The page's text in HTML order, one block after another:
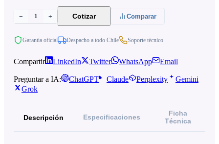
− 1 + Cotizar Comparar
Garantía oficial Despacho a todo Chile Soporte técnico
Compartir LinkedIn Twitter WhatsApp Email
Preguntar a IA: ChatGPT Claude Perplexity
Gemini
Grok
Descripción Especificaciones
Ficha
Técnica